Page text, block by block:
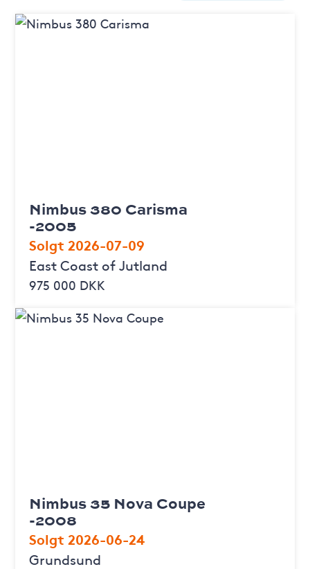
Nimbus 380 Carisma
-2005
Solgt 2026-07-09
East Coast of Jutland
975 000 DKK
Nimbus 35 Nova Coupe
-2008
Solgt 2026-06-24
Grundsund